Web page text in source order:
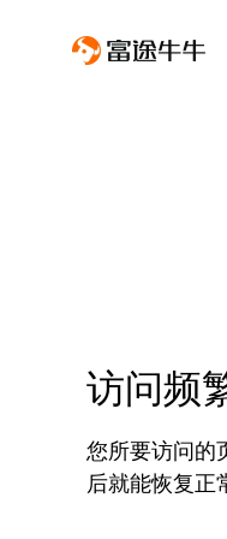
访问频
您所要访问的
后就能恢复正